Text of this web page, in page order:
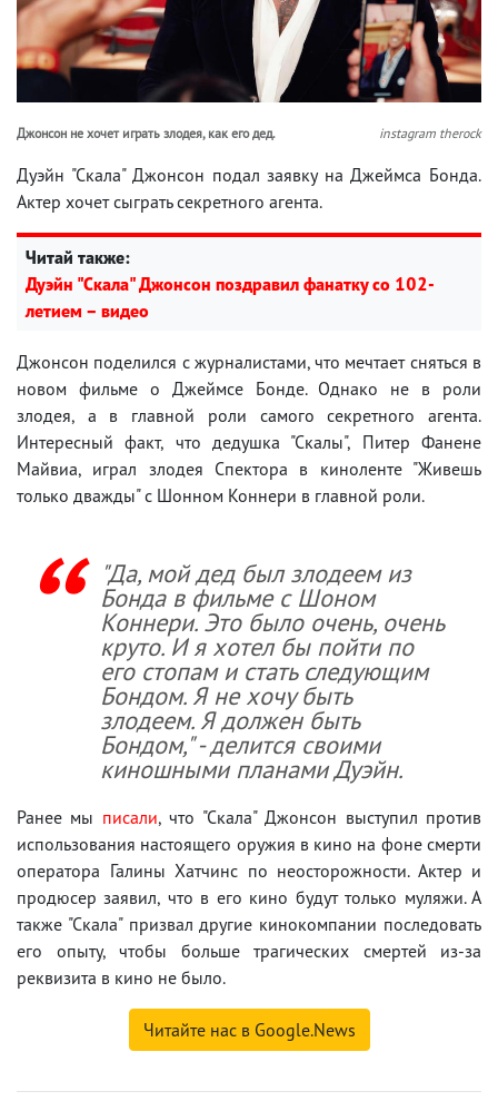
Джонсон не хочет играть злодея, как его дед. instagram therock
Дуэйн "Скала" Джонсон подал заявку на Джеймса Бонда.
Актер хочет сыграть секретного агента.
Читай также:
Дуэйн "Скала" Джонсон поздравил фанатку со 102-
летием – видео
Джонсон поделился с журналистами, что мечтает сняться в
новом фильме о Джеймсе Бонде. Однако не в роли
злодея, а в главной роли самого секретного агента.
Интересный факт, что дедушка "Скалы", Питер Фанене
Майвиа, играл злодея Спектора в киноленте "Живешь
только дважды" с Шонном Коннери в главной роли.
"Да, мой дед был злодеем из
Бонда в фильме с Шоном
Коннери. Это было очень, очень
круто. И я хотел бы пойти по
его стопам и стать следующим
Бондом. Я не хочу быть
злодеем. Я должен быть
Бондом," - делится своими
киношными планами Дуэйн.
Ранее мы писали, что "Скала" Джонсон выступил против
использования настоящего оружия в кино на фоне смерти
оператора Галины Хатчинс по неосторожности. Актер и
продюсер заявил, что в его кино будут только муляжи. А
также "Скала" призвал другие кинокомпании последовать
его опыту, чтобы больше трагических смертей из-за
реквизита в кино не было.
Читайте нас в Google.News